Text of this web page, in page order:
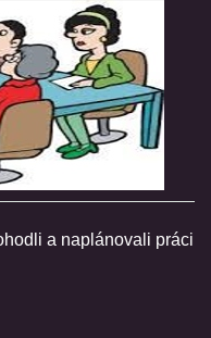
a naplánovali práci